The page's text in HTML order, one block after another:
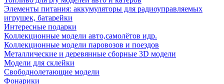
Элементы питания: аккумуляторы для радиоуправляемых
игрушек, батарейки
Интересные подарки
Коллекционные модели авто,самолётов идр.
Коллекционные модели паровозов и поездов
Металлические и деревянные сборные 3D модели
Модели для склейки
Свободнолетающие модели
Фонарики